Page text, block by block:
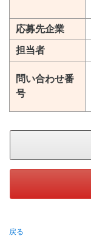
応募先企業
担当者
問い合わせ番
号
戻る